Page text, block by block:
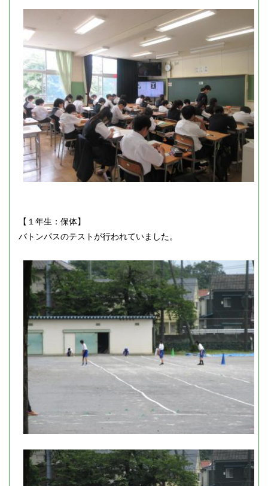
【１年生：保体】
バトンパスのテストが行われていました。